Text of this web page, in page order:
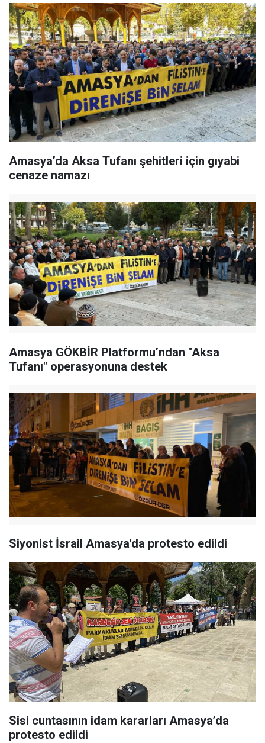
Amasya’da Aksa Tufanı şehitleri için gıyabi
cenaze namazı
Amasya GÖKBİR Platformu’ndan "Aksa
Tufanı" operasyonuna destek
Siyonist İsrail Amasya'da protesto edildi
Sisi cuntasının idam kararları Amasya’da
protesto edildi